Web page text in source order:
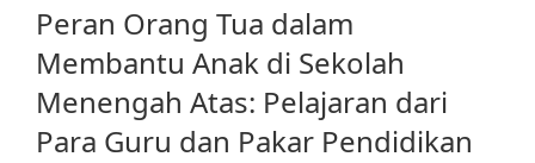
Peran Orang Tua dalam
Membantu Anak di Sekolah
Menengah Atas: Pelajaran dari
Para Guru dan Pakar Pendidikan